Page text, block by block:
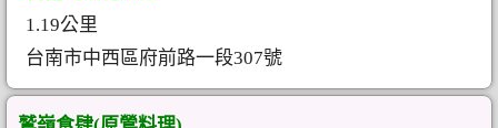
1.19公里
台南市中西區府前路一段307號